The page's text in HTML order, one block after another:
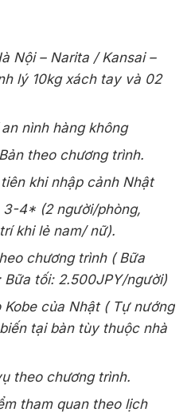
Nội – Narita / Kansai –
lý 10kg xách tay và 02
nình hàng không
theo chương trình.
khi nhập cảnh Nhật
3-4* (2 người/phòng,
khi lẻ nam/ nữ).
chương trình ( Bữa
tối: 2.500JPY/người)
Kobe của Nhật ( Tự nướng
tại bàn tùy thuộc nhà
theo chương trình.
tham quan theo lịch